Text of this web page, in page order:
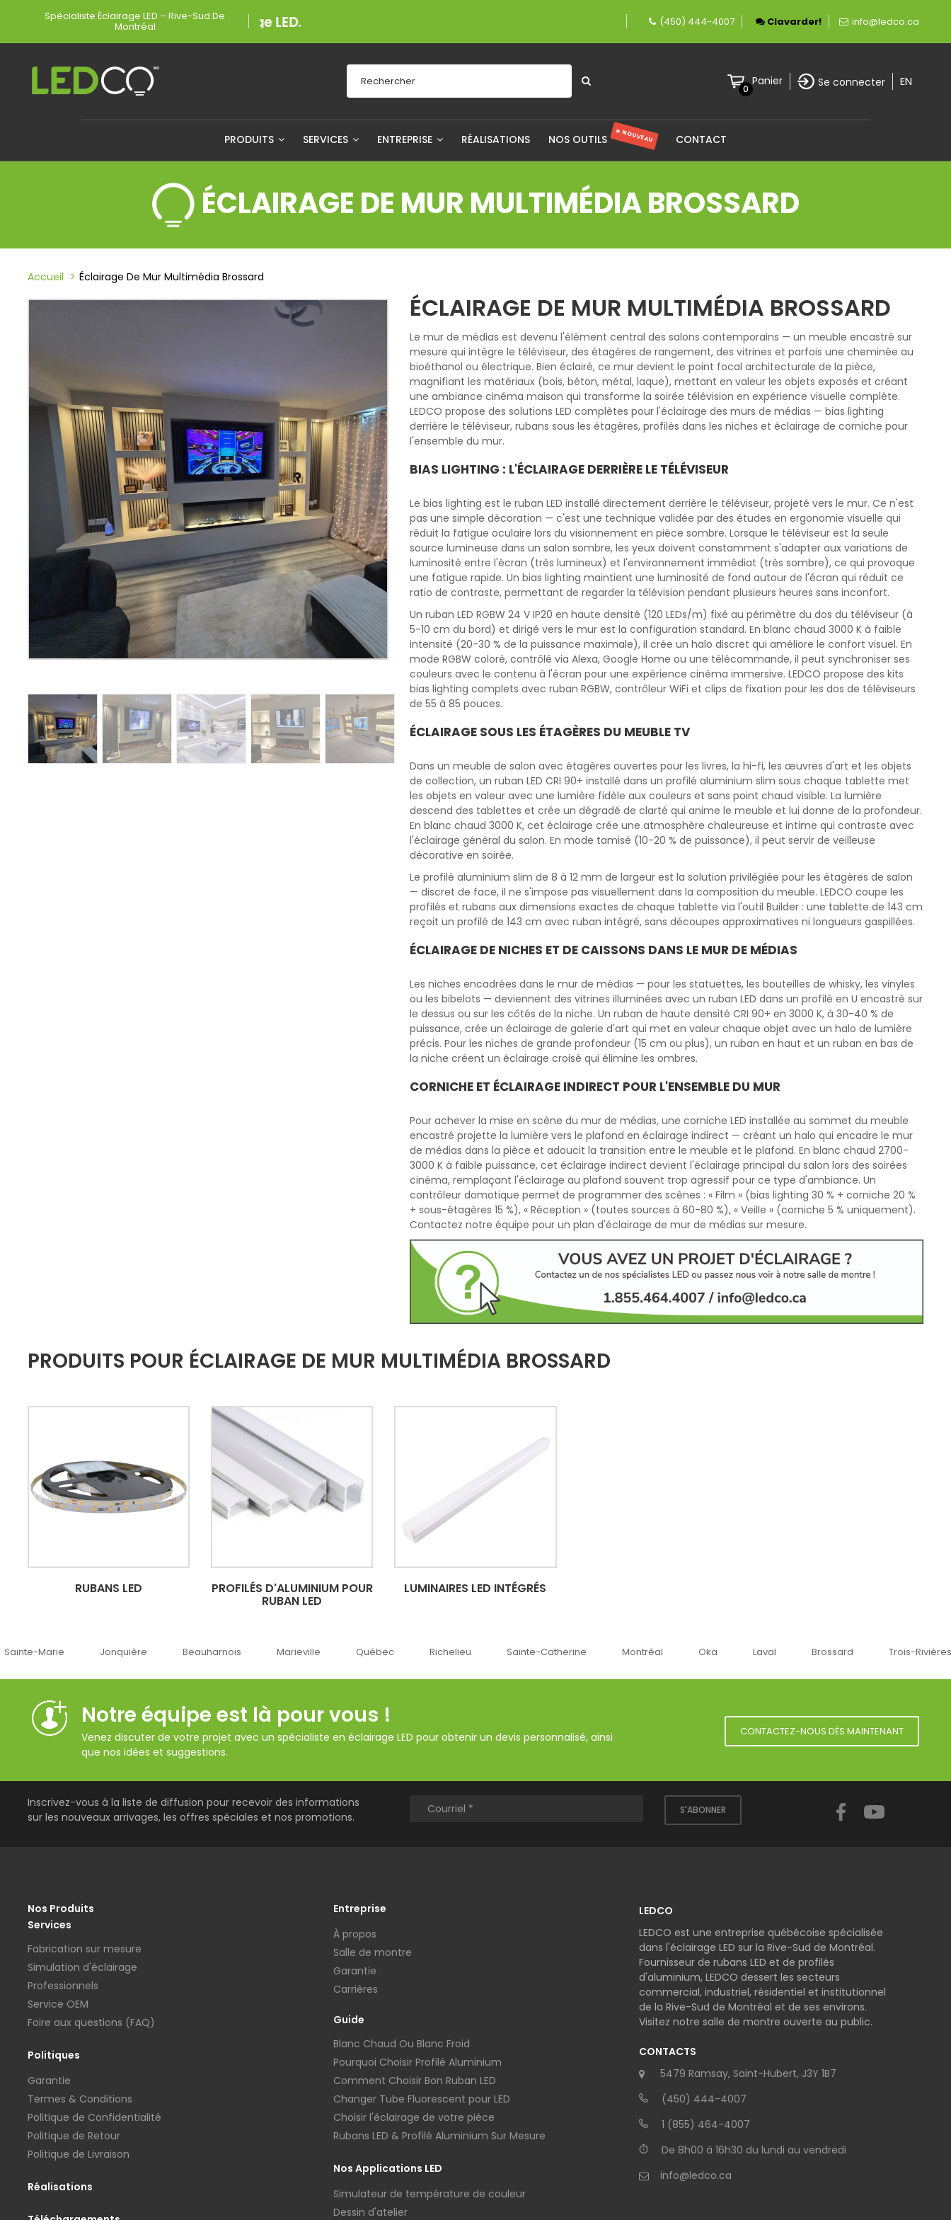
Spécialiste Éclairage LED – Rive-Sud De
Montréal Une entreprise fièrement canadienne spécialisée en éclairage
(450) 444-4007 Clavarder! info@ledco.ca
0
Panier Se connecter EN
PRODUITS SERVICES ENTREPRISE RÉALISATIONS NOS OUTILS ★ NOUVEAU CONTACT
ÉCLAIRAGE DE MUR MULTIMÉDIA BROSSARD
Accueil Éclairage De Mur Multimédia Brossard
ÉCLAIRAGE DE MUR MULTIMÉDIA BROSSARD
Le mur de médias est devenu l'élément central des salons contemporains — un meuble encastré sur
mesure qui intègre le téléviseur, des étagères de rangement, des vitrines et parfois une cheminée au
bioéthanol ou électrique. Bien éclairé, ce mur devient le point focal architecturale de la pièce,
magnifiant les matériaux (bois, béton, métal, laque), mettant en valeur les objets exposés et créant
une ambiance cinéma maison qui transforme la soirée télévision en expérience visuelle complète.
LEDCO propose des solutions LED complètes pour l'éclairage des murs de médias — bias lighting
derrière le téléviseur, rubans sous les étagères, profilés dans les niches et éclairage de corniche pour
l'ensemble du mur.
BIAS LIGHTING : L'ÉCLAIRAGE DERRIÈRE LE TÉLÉVISEUR
Le bias lighting est le ruban LED installé directement derrière le téléviseur, projeté vers le mur. Ce n'est
pas une simple décoration — c'est une technique validée par des études en ergonomie visuelle qui
réduit la fatigue oculaire lors du visionnement en pièce sombre. Lorsque le téléviseur est la seule
source lumineuse dans un salon sombre, les yeux doivent constamment s'adapter aux variations de
luminosité entre l'écran (très lumineux) et l'environnement immédiat (très sombre), ce qui provoque
une fatigue rapide. Un bias lighting maintient une luminosité de fond autour de l'écran qui réduit ce
ratio de contraste, permettant de regarder la télévision pendant plusieurs heures sans inconfort.
Un ruban LED RGBW 24 V IP20 en haute densité (120 LEDs/m) fixé au périmètre du dos du téléviseur (à
5-10 cm du bord) et dirigé vers le mur est la configuration standard. En blanc chaud 3000 K à faible
intensité (20-30 % de la puissance maximale), il crée un halo discret qui améliore le confort visuel. En
mode RGBW coloré, contrôlé via Alexa, Google Home ou une télécommande, il peut synchroniser ses
couleurs avec le contenu à l'écran pour une expérience cinéma immersive. LEDCO propose des kits
bias lighting complets avec ruban RGBW, contrôleur WiFi et clips de fixation pour les dos de téléviseurs
de 55 à 85 pouces.
ÉCLAIRAGE SOUS LES ÉTAGÈRES DU MEUBLE TV
Dans un meuble de salon avec étagères ouvertes pour les livres, la hi-fi, les œuvres d'art et les objets
de collection, un ruban LED CRI 90+ installé dans un profilé aluminium slim sous chaque tablette met
les objets en valeur avec une lumière fidèle aux couleurs et sans point chaud visible. La lumière
descend des tablettes et crée un dégradé de clarté qui anime le meuble et lui donne de la profondeur.
En blanc chaud 3000 K, cet éclairage crée une atmosphère chaleureuse et intime qui contraste avec
l'éclairage général du salon. En mode tamisé (10-20 % de puissance), il peut servir de veilleuse
décorative en soirée.
Le profilé aluminium slim de 8 à 12 mm de largeur est la solution privilégiée pour les étagères de salon
— discret de face, il ne s'impose pas visuellement dans la composition du meuble. LEDCO coupe les
profilés et rubans aux dimensions exactes de chaque tablette via l'outil Builder : une tablette de 143 cm
reçoit un profilé de 143 cm avec ruban intégré, sans découpes approximatives ni longueurs gaspillées.
ÉCLAIRAGE DE NICHES ET DE CAISSONS DANS LE MUR DE MÉDIAS
Les niches encadrées dans le mur de médias — pour les statuettes, les bouteilles de whisky, les vinyles
ou les bibelots — deviennent des vitrines illuminées avec un ruban LED dans un profilé en U encastré sur
le dessus ou sur les côtés de la niche. Un ruban de haute densité CRI 90+ en 3000 K, à 30-40 % de
puissance, crée un éclairage de galerie d'art qui met en valeur chaque objet avec un halo de lumière
précis. Pour les niches de grande profondeur (15 cm ou plus), un ruban en haut et un ruban en bas de
la niche créent un éclairage croisé qui élimine les ombres.
CORNICHE ET ÉCLAIRAGE INDIRECT POUR L'ENSEMBLE DU MUR
Pour achever la mise en scène du mur de médias, une corniche LED installée au sommet du meuble
encastré projette la lumière vers le plafond en éclairage indirect — créant un halo qui encadre le mur
de médias dans la pièce et adoucit la transition entre le meuble et le plafond. En blanc chaud 2700-
3000 K à faible puissance, cet éclairage indirect devient l'éclairage principal du salon lors des soirées
cinéma, remplaçant l'éclairage au plafond souvent trop agressif pour ce type d'ambiance. Un
contrôleur domotique permet de programmer des scènes : « Film » (bias lighting 30 % + corniche 20 %
+ sous-étagères 15 %), « Réception » (toutes sources à 60-80 %), « Veille » (corniche 5 % uniquement).
Contactez notre équipe pour un plan d'éclairage de mur de médias sur mesure.
PRODUITS POUR ÉCLAIRAGE DE MUR MULTIMÉDIA BROSSARD
RUBANS LED PROFILÉS D'ALUMINIUM POUR
RUBAN LED
LUMINAIRES LED INTÉGRÉS
Jonquière Beauharnois Marieville Québec Richelieu Sainte-Catherine Montréal Oka Laval Brossard Trois-Rivières
Notre équipe est là pour vous !
Venez discuter de votre projet avec un spécialiste en éclairage LED pour obtenir un devis personnalisé, ainsi
que nos idées et suggestions.
CONTACTEZ-NOUS DÈS MAINTENANT
Inscrivez-vous à la liste de diffusion pour recevoir des informations
sur les nouveaux arrivages, les offres spéciales et nos promotions.
S'ABONNER
Facebook
Nos Produits
Services
Fabrication sur mesure
Simulation d'éclairage
Professionnels
Service OEM
Foire aux questions (FAQ)
Politiques
Garantie
Termes & Conditions
Politique de Confidentialité
Politique de Retour
Politique de Livraison
Réalisations
Entreprise
À propos
Salle de montre
Garantie
Carrières
Guide
Blanc Chaud Ou Blanc Froid
Pourquoi Choisir Profilé Aluminium
Comment Choisir Bon Ruban LED
Changer Tube Fluorescent pour LED
Choisir l'éclairage de votre pièce
Rubans LED & Profilé Aluminium Sur Mesure
Nos Applications LED
Simulateur de température de couleur
Dessin d'atelier
LEDCO
LEDCO est une entreprise québécoise spécialisée
dans l'éclairage LED sur la Rive-Sud de Montréal.
Fournisseur de rubans LED et de profilés
d'aluminium, LEDCO dessert les secteurs
commercial, industriel, résidentiel et institutionnel
de la Rive-Sud de Montréal et de ses environs.
Visitez notre salle de montre ouverte au public.
CONTACTS
5479 Ramsay, Saint-Hubert, J3Y 1B7
(450) 444-4007
1 (855) 464-4007
De 8h00 à 16h30 du lundi au vendredi
info@ledco.ca